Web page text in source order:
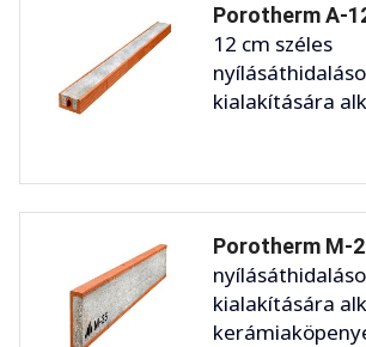
Porotherm A-
12 cm széles
kialakítására
Porotherm M-
kialakítására